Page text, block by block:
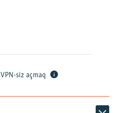
360p 480p
1080p
VPN-siz açmaq